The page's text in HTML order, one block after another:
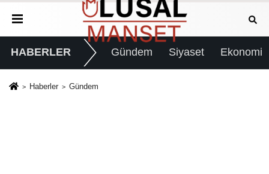
HABERLER Gündem Siyaset Ekonomi
Haberler Gündem